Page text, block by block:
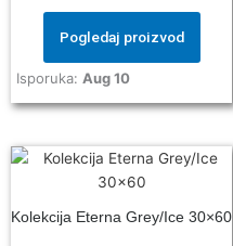
Pogledaj proizvod
Isporuka: Aug 10
Kolekcija Eterna Grey/Ice 30×60